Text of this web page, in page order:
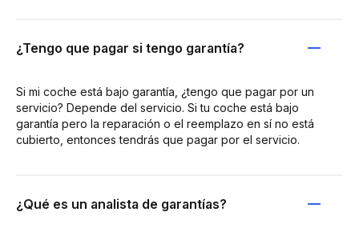
¿Tengo que pagar si tengo garantía?
Si mi coche está bajo garantía, ¿tengo que pagar por un
servicio? Depende del servicio. Si tu coche está bajo
garantía pero la reparación o el reemplazo en sí no está
cubierto, entonces tendrás que pagar por el servicio.
¿Qué es un analista de garantías?